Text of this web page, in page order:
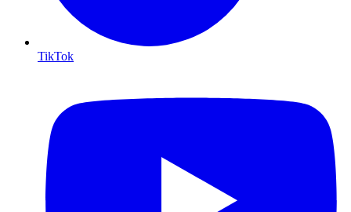
TikTok